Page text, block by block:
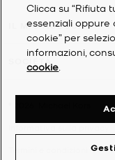
IL MIO ACCOUNT
SOCIETÀ
Clicca su “Rifiuta
essenziali oppure
cookie” per
informazioni,
cookie